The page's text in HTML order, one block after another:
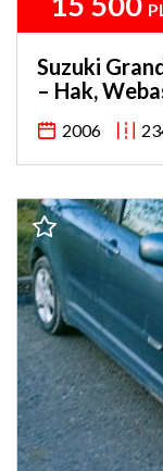
Suzuki
– Hak,
2006